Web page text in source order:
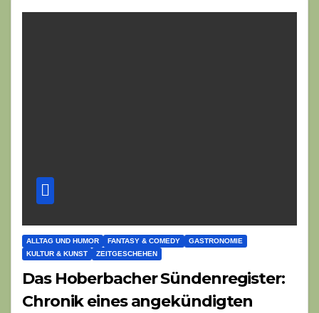
ALLTAG UND HUMOR FANTASY & COMEDY
GASTRONOMIE
KULTUR & KUNST
ZEITGESCHEHEN
Das Hoberbacher Sündenregister:
Chronik eines angekündigten